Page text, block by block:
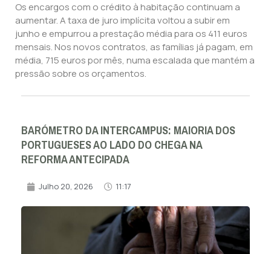
Os encargos com o crédito à habitação continuam a
aumentar. A taxa de juro implícita voltou a subir em
junho e empurrou a prestação média para os 411 euros
mensais. Nos novos contratos, as famílias já pagam, em
média, 715 euros por mês, numa escalada que mantém a
pressão sobre os orçamentos.
BARÓMETRO DA INTERCAMPUS: MAIORIA DOS
PORTUGUESES AO LADO DO CHEGA NA
REFORMA ANTECIPADA
Julho 20, 2026 11:17